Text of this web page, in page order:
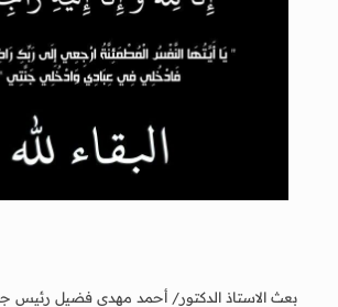
بعث الاستاذ الدكتور/ أحمد مهدي فضيل رئيس